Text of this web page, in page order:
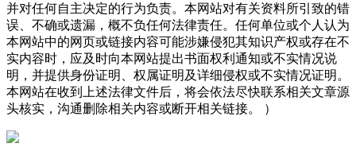
并对任何自主决定的行为负责。本网站对有关资料所引致的错
误、不确或遗漏，概不负任何法律责任。任何单位或个人认为
本网站中的网页或链接内容可能涉嫌侵犯其知识产权或存在不
实内容时，应及时向本网站提出书面权利通知或不实情况说
明，并提供身份证明、权属证明及详细侵权或不实情况证明。
本网站在收到上述法律文件后，将会依法尽快联系相关文章源
头核实，沟通删除相关内容或断开相关链接。 ）